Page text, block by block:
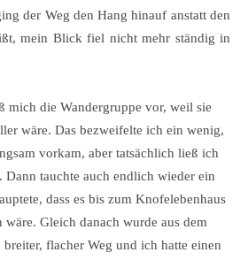
der Weg den Hang hinauf anstatt den
mein Blick fiel nicht mehr ständig in
mich die Wandergruppe vor, weil sie
wäre. Das bezweifelte ich ein wenig,
vorkam, aber tatsächlich ließ ich
Dann tauchte auch endlich wieder ein
dass es bis zum Knofelebenhaus
wäre. Gleich danach wurde aus dem
flacher Weg und ich hatte einen